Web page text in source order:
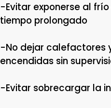
-Evitar exponerse al
tiempo prolongado
-No dejar calefactores
encendidas sin
-Evitar sobrecargar la